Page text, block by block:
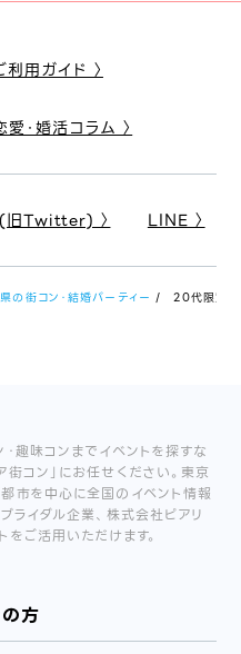
利用ガイド 〉
愛・婚活コラム 〉
旧Twitter) 〉 LINE 〉
の街コン・結婚パーティー 20代限定マ
趣味コンまでイベントを探すな
街コン」にお任せください。東京
市を中心に全国のイベント情報
ライダル企業、株式会社ピアリ
をご活用いただけます。
方